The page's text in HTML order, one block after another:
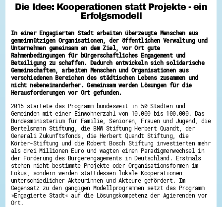
Hessen hilft Ukraine
Wettbewerb | Trikotwettbewerb
Wettbewerb | 80 Jahre Hessen - Engagement
mit Herz
8 Vereine x 80 Jahre x 1.000 €
Ausgezeichnete Projekte
Menschen des Respekts
SHARE IT: Teile deine Infos!
Gestalte dein Ehrenamt
Ehrenamts-Card Hessen
Engagement-Lotsen
Crowdfunding - Viele schaffen mehr
Förderprogramme
Ehrentag
Freiwilligenmanagement
Hessen engagiert - Digitale Themenabende
Kompetenznachweis Hessen
Zeugnisbeiblatt
Service-Learning
Die Idee: Kooperationen statt Projekte - ein
Erfolgsmodell
In einer Engagierten Stadt arbeiten überzeugte Menschen aus
gemeinnützigen Organisationen, der öffentlichen Verwaltung und
Unternehmen gemeinsam an dem Ziel, vor Ort gute
Rahmenbedingungen für bürgerschaftliches Engagement und
Beteiligung zu schaffen. Dadurch entwickeln sich solidarische
Gemeinschaften, arbeiten Menschen und Organisationen aus
verschiedenen Bereichen des städtischen Lebens zusammen und
nicht nebeneinanderher. Gemeinsam werden Lösungen für die
Herausforderungen vor Ort gefunden.
2015 startete das Programm bundesweit in 50 Städten und
Gemeinden mit einer Einwohnerzahl von 10.000 bis 100.000. Das
Bundesministerium für Familie, Senioren, Frauen und Jugend, die
Bertelsmann Stiftung, die BMW Stiftung Herbert Quandt, der
Generali Zukunftsfonds, die Herbert Quandt Stiftung, die
Körber-Stiftung und die Robert Bosch Stiftung investierten mehr
als drei Millionen Euro und wagten einen Paradigmenwechsel in
der Förderung des Bürgerengagements in Deutschland. Erstmals
stehen nicht bestimmte Projekte oder Organisationsformen im
Fokus, sondern werden stattdessen lokale Kooperationen
unterschiedlicher Akteurinnen und Akteure gefördert. Im
Gegensatz zu den gängigen Modellprogrammen setzt das Programm
»Engagierte Stadt« auf die Lösungskompetenz der Agierenden vor
Ort.